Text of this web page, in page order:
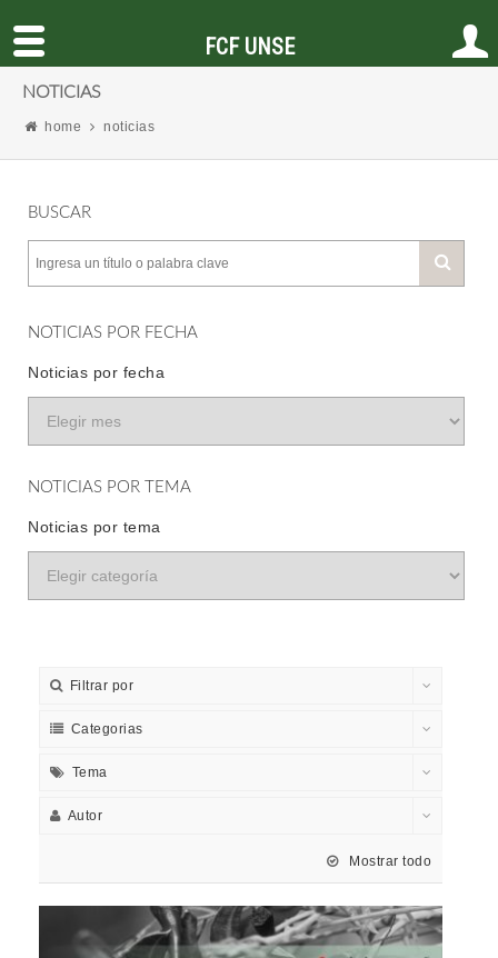
NOTICIAS
home noticias
BUSCAR
NOTICIAS POR FECHA
Noticias por fecha
NOTICIAS POR TEMA
Noticias por tema
Filtrar por
Categorias
Tema
Autor
Mostrar todo
FCF UNSE